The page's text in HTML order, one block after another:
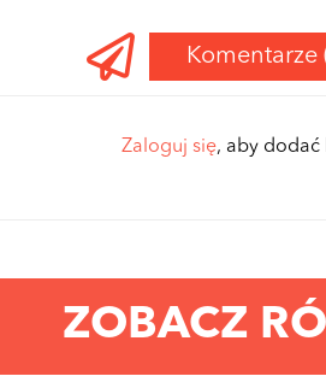
Komentarze
Zaloguj się, aby dodać
ZOBACZ